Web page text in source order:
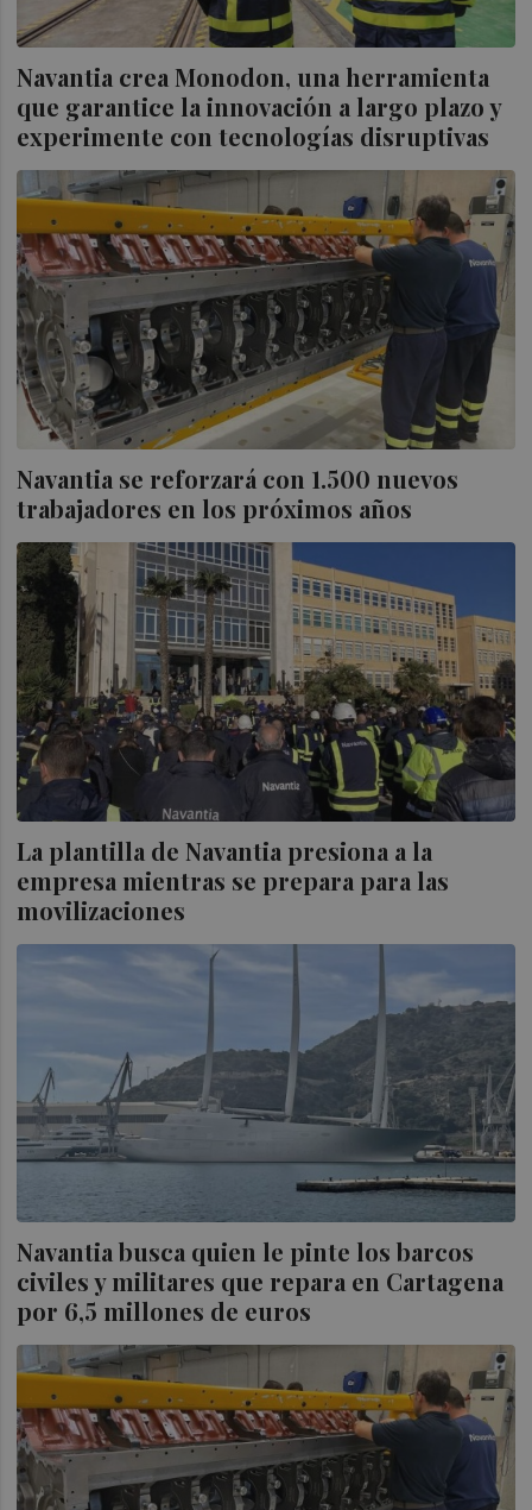
Navantia crea Monodon, una herramienta
que garantice la innovación a largo plazo y
experimente con tecnologías disruptivas
Navantia se reforzará con 1.500 nuevos
trabajadores en los próximos años
La plantilla de Navantia presiona a la
empresa mientras se prepara para las
movilizaciones
Navantia busca quien le pinte los barcos
civiles y militares que repara en Cartagena
por 6,5 millones de euros